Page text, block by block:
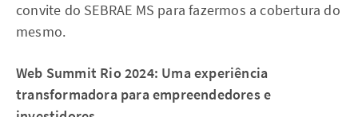
convite do SEBRAE MS para fazermos a cobertura do
mesmo.
Web Summit Rio 2024: Uma experiência
transformadora para empreendedores e